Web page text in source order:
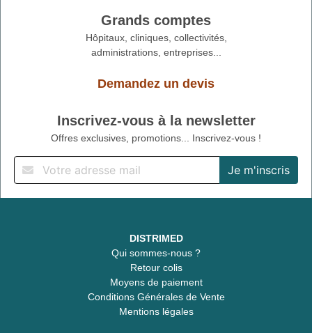
Grands comptes
Hôpitaux, cliniques, collectivités,
administrations, entreprises...
Demandez un devis
Inscrivez-vous à la newsletter
Offres exclusives, promotions... Inscrivez-vous !
DISTRIMED
Qui sommes-nous ?
Retour colis
Moyens de paiement
Conditions Générales de Vente
Mentions légales